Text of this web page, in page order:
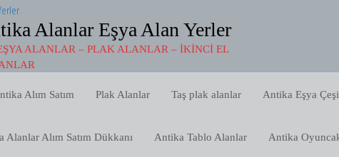
Alanlar Eşya Alan Yerler
ALANLAR – PLAK ALANLAR – İKINCI EL
Alım Satım Plak Alanlar Taş plak alanlar Antika Eşya
Alım Satım Dükkanı Antika Tablo Alanlar Antika